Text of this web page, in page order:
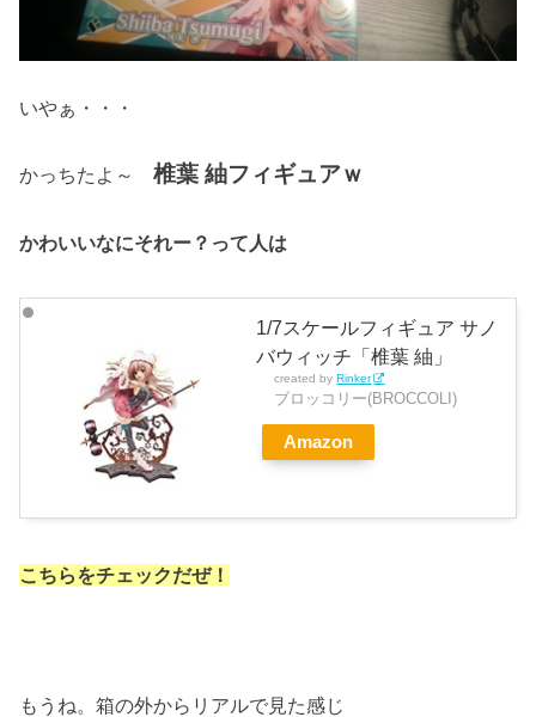
いやぁ・・・
かっちたよ～椎葉 紬フィギュアｗ
かわいいなにそれー？って人は
1/7スケールフィギュア サノ
バウィッチ「椎葉 紬」
created by Rinker
ブロッコリー(BROCCOLI)
Amazon
こちらをチェックだぜ！
もうね。箱の外からリアルで見た感じ